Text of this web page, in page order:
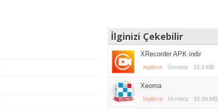
İlginizi Çekebilir
XRecorder APK indir
ingilizce Ücretsiz 15.9 MB
Xeoma
İngilizce Ücretsiz 61.00 MB